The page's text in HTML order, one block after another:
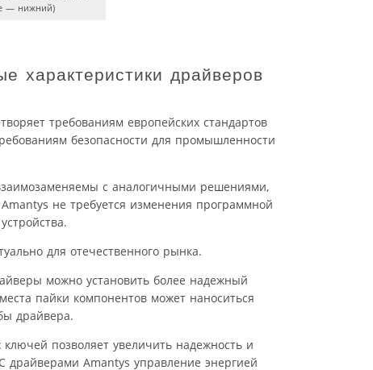
— нижний)
характеристики драйверов
требованиям европейских стандартов
безопасности для промышленности
с аналогичными решениями,
не требуется изменения программной
для отечественного рынка.
можно установить более надежный
пайки компонентов может наноситься
драйвера.
позволяет увеличить надежность и
драйверами Amantys управление энергией